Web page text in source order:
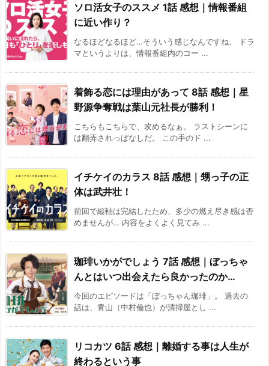
ソロ活女子のススメ 1話 感想｜情報番組
に近い作り？
なるほどなるほど…そういう感じなんですね。 ドラ
マというよりは、情報番組内のコー ...
着飾る恋には理由があって 8話 感想｜星
野源争奪戦は葉山元社長が勝利！
こちらもこちらで、攻めるなぁ。 ラストシーンに
は翻弄されっぱなしだ。 この手のド ...
イチケイのカラス 8話 感想｜甥っ子の正
体は武井壮！
前回で縦軸は完結したため、多少の燃え尽き感は否
めませんが… 内容をよくよく見てみ ...
珈琲いかがでしょう 7話 感想｜ぼっちゃ
んとはいつ出会えたら良かったのか…
今回のエピソードは「ぼっちゃん珈琲」。 過去の
話は、青山（中村倫也）が清掃屋とし ...
リコカツ 6話 感想｜離婚する事は人生が
終わるという事